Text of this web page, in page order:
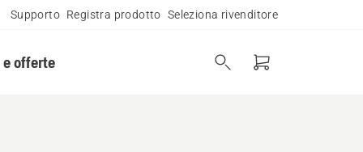
Supporto Registra prodotto Seleziona rivenditore
offerte